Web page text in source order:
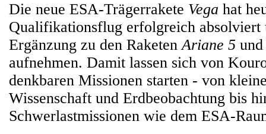
Die neue ESA-Trägerrakete Vega hat
Qualifikationsflug erfolgreich absolviert
Ergänzung zu den RaketenAriane 5
aufnehmen. Damit lassen sich von
denkbaren Missionen starten - von
Wissenschaft und Erdbeobachtung bis
Schwerlastmissionen wie dem ESA-